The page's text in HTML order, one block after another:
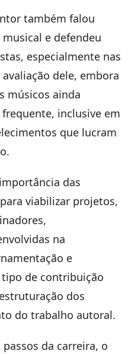
também falou
e defendeu
especialmente nas
dele, embora
músicos ainda
inclusive em
que lucram
das
viabilizar projetos,
na
e
tipo de contribuição
dos
do trabalho autoral.
da carreira, o